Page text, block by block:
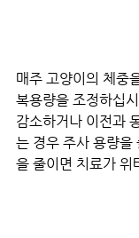
매주 고양이의 체중
복용량을 조정하십
감소하거나 이전과
는 경우 주사 용량을
을 줄이면 치료가 위